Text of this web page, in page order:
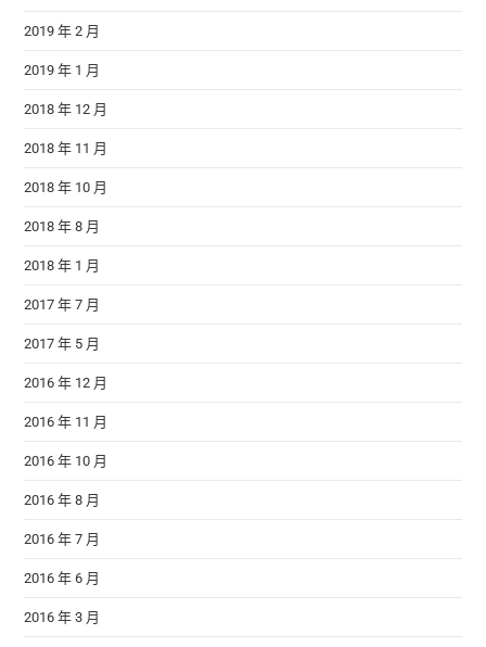
2019 年 2 月
2019 年 1 月
2018 年 12 月
2018 年 11 月
2018 年 10 月
2018 年 8 月
2018 年 1 月
2017 年 7 月
2017 年 5 月
2016 年 12 月
2016 年 11 月
2016 年 10 月
2016 年 8 月
2016 年 7 月
2016 年 6 月
2016 年 3 月